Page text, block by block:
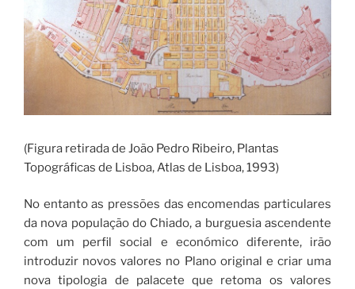
(Figura retirada de João Pedro Ribeiro, Plantas
Topográficas de Lisboa, Atlas de Lisboa, 1993)
No entanto as pressões das encomendas particulares
da nova população do Chiado, a burguesia ascendente
com um perfil social e económico diferente, irão
introduzir novos valores no Plano original e criar uma
nova tipologia de palacete que retoma os valores